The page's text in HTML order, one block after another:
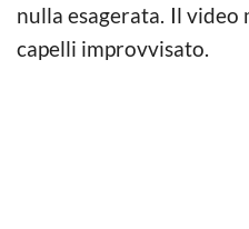
nulla esagerata. Il
capelli improvvisato.